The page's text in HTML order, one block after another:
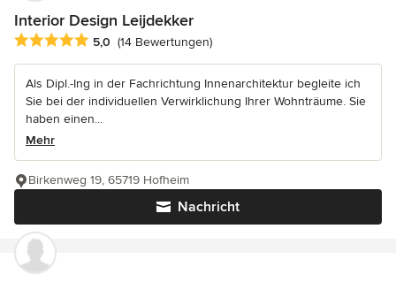
Interior Design Leijdekker
Durchschnittliche Bewertung: 5 von 5 Sternen
5,0 (14 Bewertungen)
Als Dipl.-Ing in der Fachrichtung Innenarchitektur begleite ich
Sie bei der individuellen Verwirklichung Ihrer Wohnträume. Sie
haben einen...
Mehr
Nachricht
Birkenweg 19, 65719 Hofheim